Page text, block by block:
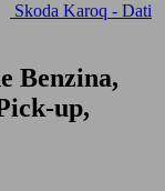
Skoda Karoq - Dati
Benzina,
up,